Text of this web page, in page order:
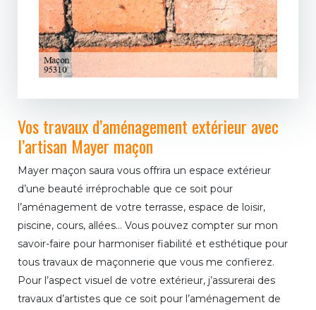
Vos travaux d’aménagement extérieur avec
l’artisan Mayer maçon
Mayer maçon saura vous offrira un espace extérieur
d’une beauté irréprochable que ce soit pour
l’aménagement de votre terrasse, espace de loisir,
piscine, cours, allées… Vous pouvez compter sur mon
savoir-faire pour harmoniser fiabilité et esthétique pour
tous travaux de maçonnerie que vous me confierez.
Pour l’aspect visuel de votre extérieur, j’assurerai des
travaux d’artistes que ce soit pour l’aménagement de